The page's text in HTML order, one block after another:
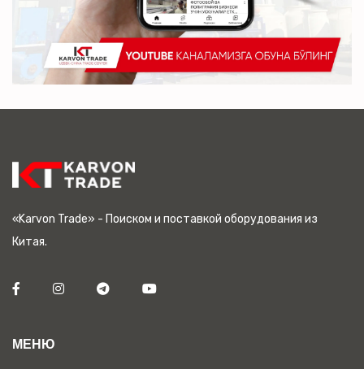
«Karvon Trade» - Поиском и поставкой оборудования из
Китая.
МЕНЮ